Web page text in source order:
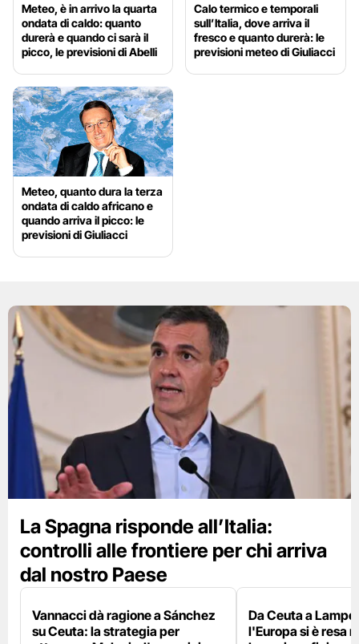
Meteo, è in arrivo la quarta
ondata di caldo: quanto
durerà e quando ci sarà il
picco, le previsioni di Abelli
Calo termico e temporali
sull’Italia, dove arriva il
fresco e quanto durerà: le
previsioni meteo di Giuliacci
Meteo, quanto dura la terza
ondata di caldo africano e
quando arriva il picco: le
previsioni di Giuliacci
La Spagna risponde all’Italia:
controlli alle frontiere per chi arriva
dal nostro Paese
Vannacci dà ragione a Sánchez
su Ceuta: la strategia per
Da Ceuta a
l'Europa si è resa